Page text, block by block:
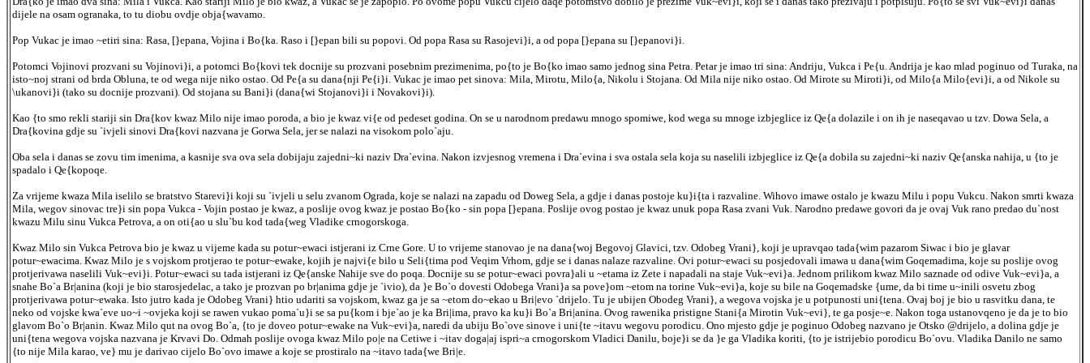
dijele na osam ogranaka, to tu diobu ovdje obja{wavamo.
Pop Vukac je imao ~etiri sina: Rasa, [}epana, Vojina i Bo{ka. Raso i [}epan bili su popovi. Od popa Rasa su Rasojevi}i, a od popa [}epana su [}epanovi}i.
Potomci Vojinovi prozvani su Vojinovi}i, a potomci Bo{kovi tek docnije su prozvani posebnim prezimenima, po{to je Bo{ko imao samo jednog sina Petra. Petar je imao tri sina: Andriju, Vukca i Pe{u. Andrija je kao mlad poginuo od Turaka, na
isto~noj strani od brda Obluna, te od wega nije niko ostao. Od Pe{a su dana{nji Pe{i}i. Vukac je imao pet sinova: Mila, Mirotu, Milo{a, Nikolu i Stojana. Od Mila nije niko ostao. Od Mirote su Miroti}i, od Milo{a Milo{evi}i, a od Nikole su
\ukanovi}i (tako su docnije prozvani). Od stojana su Bani}i (dana{wi Stojanovi}i i Novakovi}i).
Kao {to smo rekli stariji sin Dra{kov kwaz Milo nije imao poroda, a bio je kwaz vi{e od pedeset godina. On se u narodnom predawu mnogo spomiwe, kod wega su mnoge izbjeglice iz Qe{a dolazile i on ih je naseqavao u tzv. Dowa Sela, a
Dra{kovina gdje su `ivjeli sinovi Dra{kovi nazvana je Gorwa Sela, jer se nalazi na visokom polo`aju.
Oba sela i danas se zovu tim imenima, a kasnije sva ova sela dobijaju zajedni~ki naziv Dra`evina. Nakon izvjesnog vremena i Dra`evina i sva ostala sela koja su naselili izbjeglice iz Qe{a dobila su zajedni~ki naziv Qe{anska nahija, u {to je
spadalo i Qe{kopoqe.
Za vrijeme kwaza Mila iselilo se bratstvo Starevi}i koji su `ivjeli u selu zvanom Ograda, koje se nalazi na zapadu od Doweg Sela, a gdje i danas postoje ku}i{ta i razvaline. Wihovo imawe ostalo je kwazu Milu i popu Vukcu. Nakon smrti kwaza
Mila, wegov sinovac tre}i sin popa Vukca - Vojin postao je kwaz, a poslije ovog kwaz je postao Bo{ko - sin popa [}epana. Poslije ovog postao je kwaz unuk popa Rasa zvani Vuk. Narodno predawe govori da je ovaj Vuk rano predao du`nost
kwazu Milu sinu Vukca Petrova, a on oti{ao u slu`bu kod tada{weg Vladike crnogorskoga.
Kwaz Milo sin Vukca Petrova bio je kwaz u vijeme kada su potur~ewaci istjerani iz Crne Gore. U to vrijeme stanovao je na dana{woj Begovoj Glavici, tzv. Odobeg Vrani}, koji je upravqao tada{wim pazarom Siwac i bio je glavar
potur~ewacima. Kwaz Milo je s vojskom protjerao te potur~ewake, kojih je najvi{e bilo u Seli{tima pod Veqim Vrhom, gdje se i danas nalaze razvaline. Ovi potur~ewaci su posjedovali imawa u dana{wim Goqemadima, koje su poslije ovog
protjerivawa naselili Vuk~evi}i. Potur~ewaci su tada istjerani iz Qe{anske Nahije sve do poqa. Docnije su se potur~ewaci povra}ali u ~etama iz Zete i napadali na staje Vuk~evi}a. Jednom prilikom kwaz Milo saznade od odive Vuk~evi}a, a
snahe Bo`a Br|anina (koji je bio starosjedelac, a tako je prozvan po br|anima gdje je `ivio), da }e Bo`o dovesti Odobega Vrani}a sa pove}om ~etom na torine Vuk~evi}a, koje su bile na Goqemadske {ume, da bi time u~inili osvetu zbog
protjerivawa potur~ewaka. Isto jutro kada je Odobeg Vrani} htio udariti sa vojskom, kwaz ga je sa ~etom do~ekao u Bri|evo `drijelo. Tu je ubijen Obodeg Vrani}, a wegova vojska je u potpunosti uni{tena. Ovaj boj je bio u rasvitku dana, te
neko od vojske kwa`eve uo~i ~ovjeka koji se rawen vukao poma`u}i se sa pu{kom i bje`ao je ka Bri|ima, pravo ka ku}i Bo`a Bri|anina. Ovog rawenika pristigne Stani{a Mirotin Vuk~evi}, te ga posje~e. Nakon toga ustanovqeno je da je to bio
glavom Bo`o Br|anin. Kwaz Milo qut na ovog Bo`a, {to je doveo potur~ewake na Vuk~evi}a, naredi da ubiju Bo`ove sinove i uni{te ~itavu wegovu porodicu. Ono mjesto gdje je poginuo Odobeg nazvano je Otsko @drijelo, a dolina gdje je
uni{tena wegova vojska nazvana je Krvavi Do. Odmah poslije ovoga kwaz Milo po|e na Cetiwe i ~itav doga|aj ispri~a crnogorskom Vladici Danilu, boje}i se da }e ga Vladika koriti, {to je istrijebio porodicu Bo`ovu. Vladika Danilo ne samo
{to nije Mila karao, ve} mu je darivao cijelo Bo`ovo imawe a koje se prostiralo na ~itavo tada{we Bri|e.